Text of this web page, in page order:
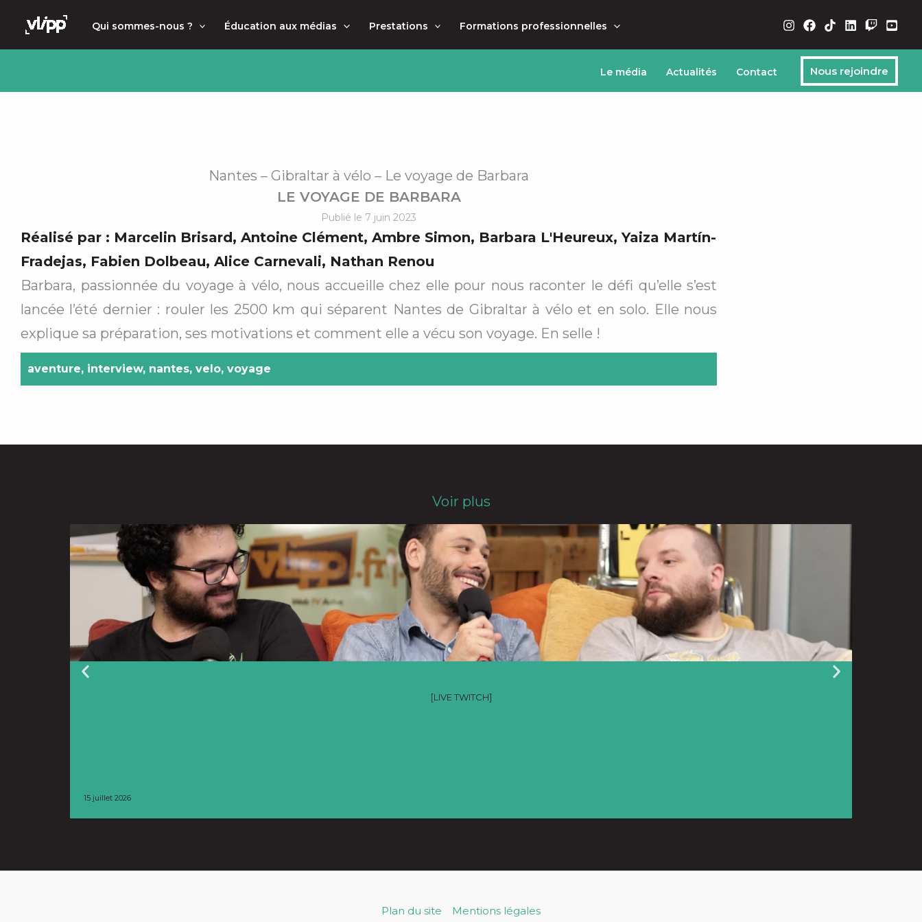
principal
Qui sommes-nous ? Éducation aux médias Prestations Formations professionnelles
Le média Actualités Contact Nous rejoindre
Nantes – Gibraltar à vélo – Le voyage de Barbara
LE VOYAGE DE BARBARA
Publié le 7 juin 2023
Réalisé par : Marcelin Brisard, Antoine Clément, Ambre Simon, Barbara L'Heureux,Yaiza Martín-
Fradejas, Fabien Dolbeau, Alice Carnevali, Nathan Renou
Barbara, passionnée du voyage à vélo, nous accueille chez elle pour nous raconter le défi qu’elle s’est
lancée l’été dernier : rouler les 2500 km qui séparent Nantes de Gibraltar à vélo et en solo. Elle nous
explique sa préparation, ses motivations et comment elle a vécu son voyage. En selle !
aventure, interview, nantes, velo, voyage
Voir plus
[LIVE TWITCH]
15 juillet 2026
Plan du site Mentions légales